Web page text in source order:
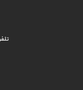
تلفن : 44-